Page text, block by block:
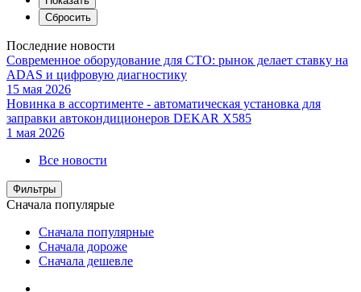
Последние новости
Современное оборудование для СТО: рынок делает ставку на
ADAS и цифровую диагностику
15 мая 2026
Новинка в ассортименте - автоматическая установка для
заправки автокондиционеров DEKAR X585
1 мая 2026
Все новости
Фильтры
Сначала популярые
Сначала популярные
Сначала дороже
Сначала дешевле